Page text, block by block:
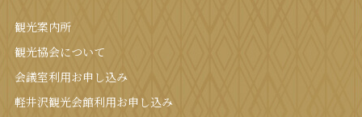
観光案内所
観光協会について
会議室利⽤お申し込み
軽井沢観光会館利⽤お申し込み